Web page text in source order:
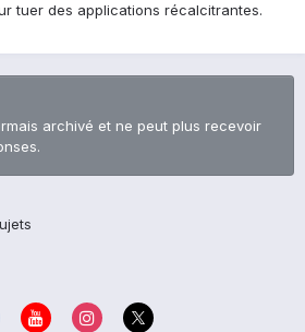
tuer des applications récalcitrantes.
archivé et ne peut plus recevoir